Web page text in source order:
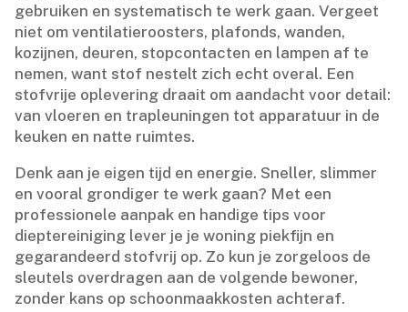
gebruiken en systematisch te werk gaan.​ Vergeet
niet om ventilatieroosters, plafonds, wanden,
kozijnen, deuren, stopcontacten en lampen af te
nemen, want stof nestelt zich echt overal.​ Een
stofvrije oplevering draait om aandacht voor detail:
van vloeren en trapleuningen tot apparatuur in de
keuken en natte ruimtes.​
Denk aan je eigen tijd en energie.​ Sneller, slimmer
en vooral grondiger te werk gaan? Met een
professionele aanpak en handige tips voor
dieptereiniging lever je je woning piekfijn en
gegarandeerd stofvrij op.​ Zo kun je zorgeloos de
sleutels overdragen aan de volgende bewoner,
zonder kans op schoonmaakkosten achteraf.​